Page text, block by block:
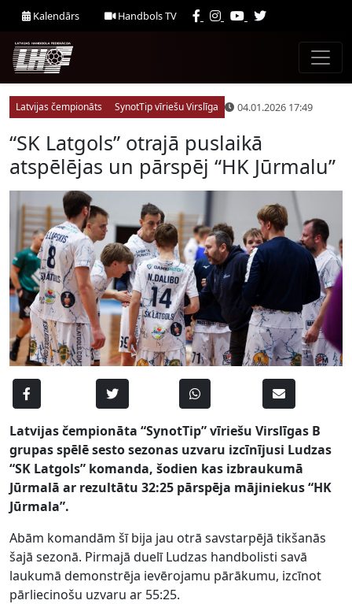
Kalendārs Handbols TV
Latvijas čempionāts SynotTip vīriešu Virslīga 04.01.2026 17:49
“SK Latgols” otrajā puslaikā
atspēlējas un pārspēj “HK Jūrmalu”
Latvijas čempionāta “SynotTip” vīriešu Virslīgas B
grupas spēlē sesto sezonas uzvaru izcīnījusi Ludzas
“SK Latgols” komanda, šodien kas izbraukumā
Jūrmalā ar rezultātu 32:25 pārspēja mājiniekus “HK
Jūrmala”.
Abām komandām šī bija jau otrā savstarpējā tikšanās
šajā sezonā. Pirmajā duelī Ludzas handbolisti savā
laukumā demonstrēja ievērojamu pārākumu, izcīnot
pārliecinošu uzvaru ar 55:25.